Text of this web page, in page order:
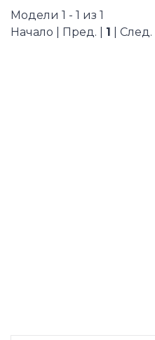
Модели 1 - 1 из 1
Начало | Пред. | 1 |